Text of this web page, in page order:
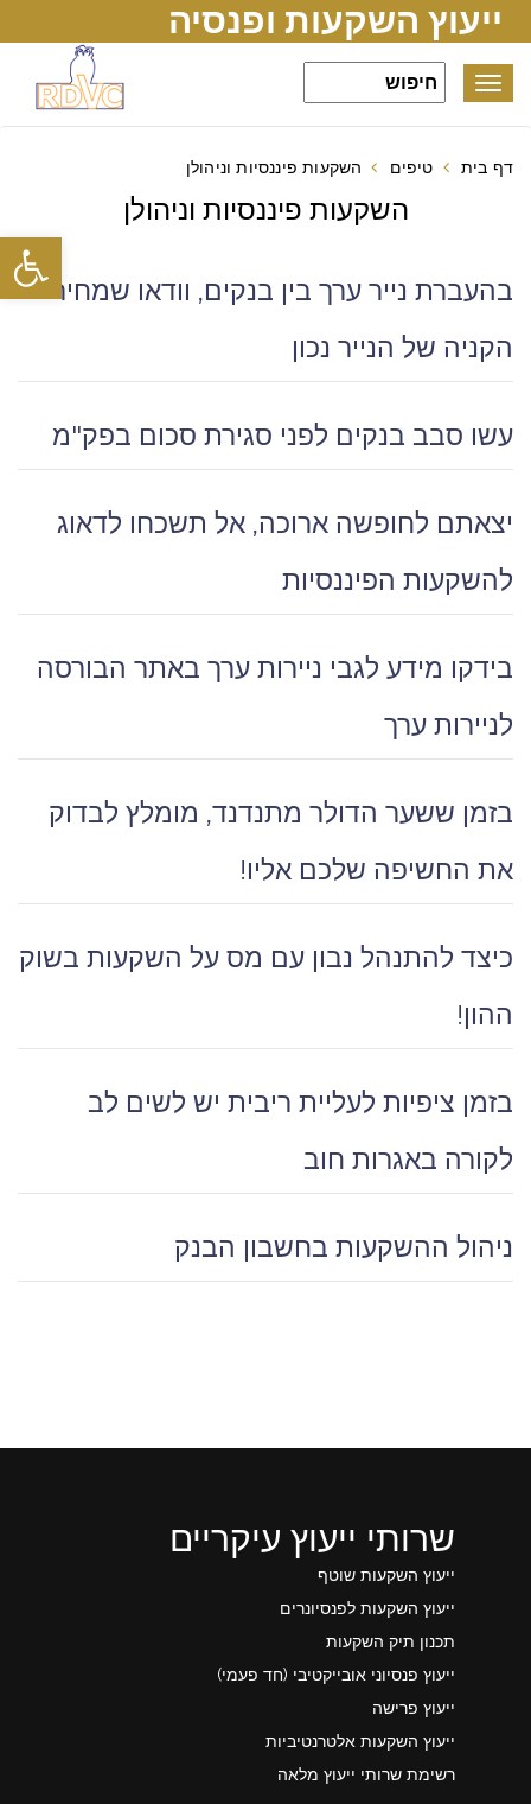
פתח
ייעוץ השקעות ופנסיה
Toggle
דף בית טיפים השקעות פיננסיות וניהולן
השקעות פיננסיות וניהולן
בהעברת נייר ערך בין בנקים, וודאו שמחיר
הקניה של הנייר נכון
עשו סבב בנקים לפני סגירת סכום בפק"מ
יצאתם לחופשה ארוכה, אל תשכחו לדאוג
להשקעות הפיננסיות
בידקו מידע לגבי ניירות ערך באתר הבורסה
לניירות ערך
בזמן ששער הדולר מתנדנד, מומלץ לבדוק
את החשיפה שלכם אליו!
כיצד להתנהל נבון עם מס על השקעות בשוק
ההון!
בזמן ציפיות לעליית ריבית יש לשים לב
לקורה באגרות חוב
ניהול ההשקעות בחשבון הבנק
שרותי ייעוץ עיקריים
ייעוץ השקעות שוטף
ייעוץ השקעות לפנסיונרים
תכנון תיק השקעות
ייעוץ פנסיוני אובייקטיבי (חד פעמי)
ייעוץ פרישה
ייעוץ השקעות אלטרנטיביות
רשימת שרותי ייעוץ מלאה